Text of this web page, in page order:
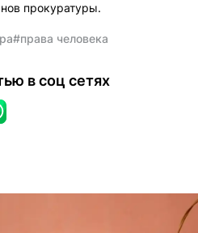
прокуратуры.
#права человека
в соц сетях